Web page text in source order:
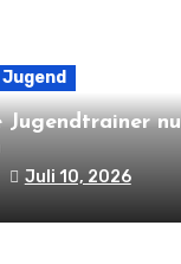
Jugend
Jugendtrainer
Juli 10, 2026